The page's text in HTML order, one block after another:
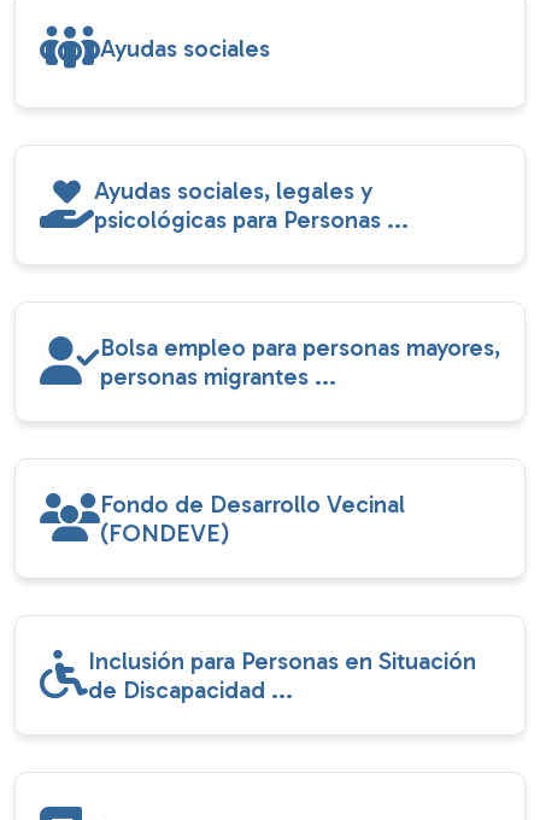
Ayudas sociales
Ayudas sociales, legales y
psicológicas para Personas ...
Bolsa empleo para personas mayores,
personas migrantes ...
Fondo de Desarrollo Vecinal
(FONDEVE)
Inclusión para Personas en Situación
de Discapacidad ...